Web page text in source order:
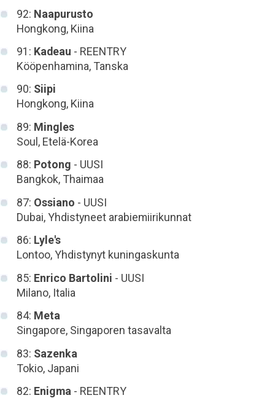
92: Naapurusto
Hongkong, Kiina
91: Kadeau - REENTRY
Kööpenhamina, Tanska
90: Siipi
Hongkong, Kiina
89: Mingles
Soul, Etelä-Korea
88: Potong - UUSI
Bangkok, Thaimaa
87: Ossiano - UUSI
Dubai, Yhdistyneet arabiemiirikunnat
86: Lyle's
Lontoo, Yhdistynyt kuningaskunta
85: Enrico Bartolini - UUSI
Milano, Italia
84: Meta
Singapore, Singaporen tasavalta
83: Sazenka
Tokio, Japani
82: Enigma - REENTRY